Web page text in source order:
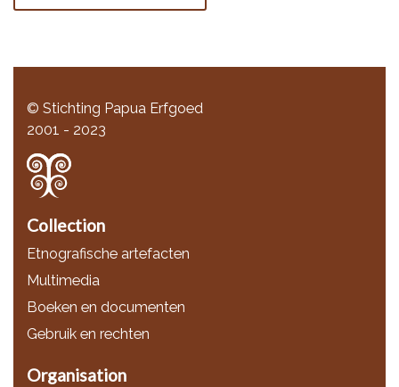
© Stichting Papua Erfgoed
2001 - 2023
Collection
Etnografische artefacten
Multimedia
Boeken en documenten
Gebruik en rechten
Organisation